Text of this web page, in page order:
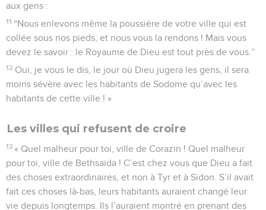
aux gens :
11 “Nous enlevons même la poussière de votre ville qui est
collée sous nos pieds, et nous vous la rendons ! Mais vous
devez le savoir : le Royaume de Dieu est tout près de vous.”
12 Oui, je vous le dis, le jour où Dieu jugera les gens, il sera
moins sévère avec les habitants de Sodome qu’avec les
habitants de cette ville ! »
Les villes qui refusent de croire
13 « Quel malheur pour toi, ville de Corazin ! Quel malheur
pour toi, ville de Bethsaïda ! C’est chez vous que Dieu a fait
des choses extraordinaires, et non à Tyr et à Sidon. S’il avait
fait ces choses là-bas, leurs habitants auraient changé leur
vie depuis longtemps. Ils l’auraient montré en prenant des